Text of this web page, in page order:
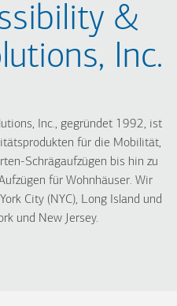
&
Inc.
Inc., gegründet 1992, ist
für die Mobilität,
Schrägaufzügen bis hin zu
für Wohnhäuser. Wir
City (NYC), Long Island und
und New Jersey.